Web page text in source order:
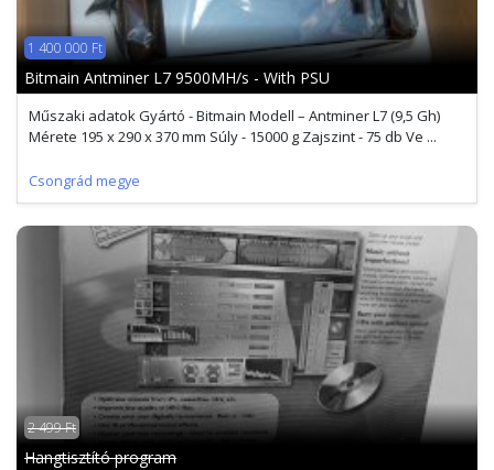
1 400 000 Ft
Bitmain Antminer L7 9500MH/s - With PSU
Műszaki adatok Gyártó - Bitmain Modell – Antminer L7 (9,5 Gh)
Mérete 195 x 290 x 370 mm Súly - 15000 g Zajszint - 75 db Ve ...
Csongrád megye
2 499 Ft
Hangtisztító program